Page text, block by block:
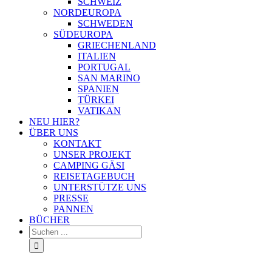
NORDEUROPA
SCHWEDEN
SÜDEUROPA
GRIECHENLAND
ITALIEN
PORTUGAL
SAN MARINO
SPANIEN
TÜRKEI
VATIKAN
NEU HIER?
ÜBER UNS
KONTAKT
UNSER PROJEKT
CAMPING GÄSI
REISETAGEBUCH
UNTERSTÜTZE UNS
PRESSE
PANNEN
BÜCHER
Suche
nach: